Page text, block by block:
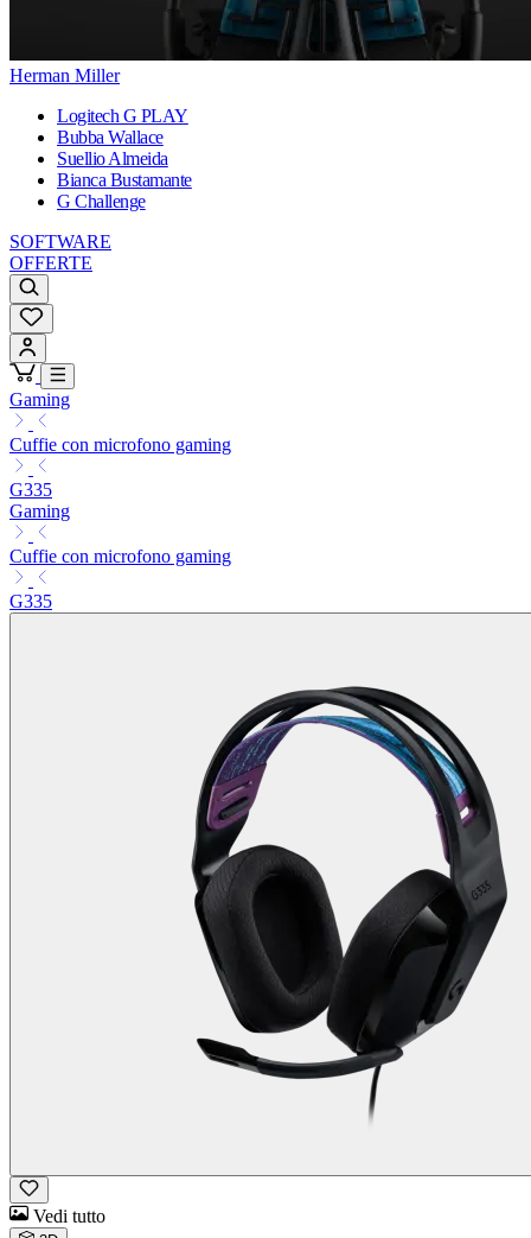
Herman Miller
Logitech G PLAY
Bubba Wallace
Suellio Almeida
Bianca Bustamante
G Challenge
SOFTWARE
OFFERTE
Gaming
Cuffie con microfono gaming
G335
Gaming
Cuffie con microfono gaming
G335
Vedi tutto